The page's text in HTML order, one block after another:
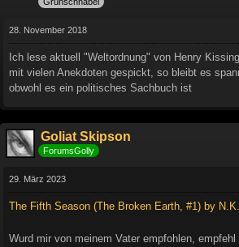
28. November 2018
Ich lese aktuell "Weltordnung" von Henry
mit vielen Anekdoten gespickt, so bleibt es
obwohl es ein politisches Sachbuch ist
Goliat Skipson
ForumsGolly
29. März 2023
The Fifth Season (The Broken Earth, #1) by
Wurd mir von meinem Vater empfohlen,